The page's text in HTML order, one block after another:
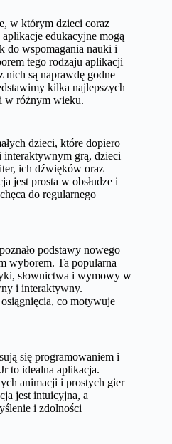
w którym dzieci coraz
edukacyjne mogą
do wspomagania nauki i
tego rodzaju aplikacji
są naprawdę godne
kilka najlepszych
w różnym wieku.
dzieci, które dopiero
interaktywnym grą, dzieci
ich dźwięków oraz
jest prosta w obsłudze i
do regularnego
podstawy nowego
wyborem. Ta popularna
słownictwa i wymowy w
i interaktywny.
co motywuje
się programowaniem i
to idealna aplikacja.
animacji i prostych gier
jest intuicyjna, a
i zdolności